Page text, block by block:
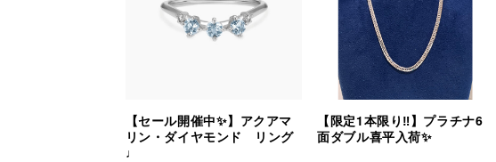
【セール開催中✨】アクアマ
リン・ダイヤモンド リング
♩
【限定1本限り‼︎】プラチナ6
面ダブル喜平入荷✨